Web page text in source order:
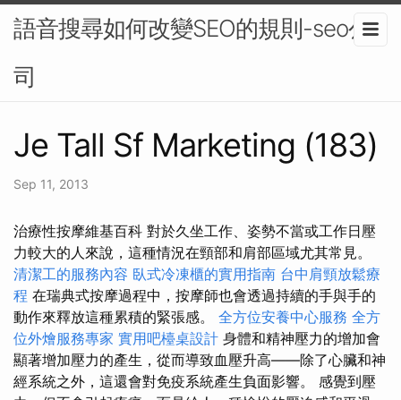
語音搜尋如何改變SEO的規則-seo公
司
Je Tall Sf Marketing (183)
Sep 11, 2013
治療性按摩維基百科 對於久坐工作、姿勢不當或工作日壓
力較大的人來說，這種情況在頸部和肩部區域尤其常見。
清潔工的服務內容 臥式冷凍櫃的實用指南 台中肩頸放鬆療
程 在瑞典式按摩過程中，按摩師也會透過持續的手與手的
動作來釋放這種累積的緊張感。 全方位安養中心服務 全方
位外燴服務專家 實用吧檯桌設計 身體和精神壓力的增加會
顯著增加壓力的產生，從而導致血壓升高——除了心臟和神
經系統之外，這還會對免疫系統產生負面影響。 感覺到壓